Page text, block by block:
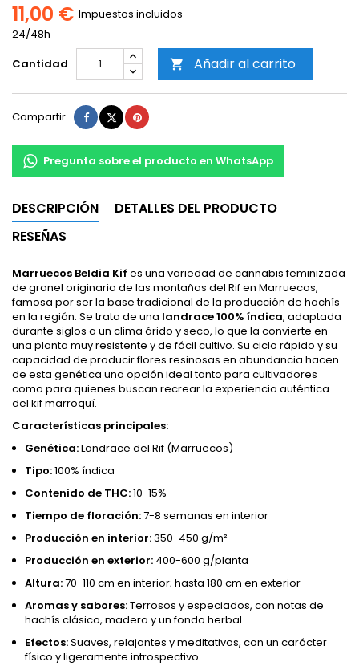
11,00 € Impuestos incluidos
24/48h
Cantidad
 Añadir al carrito
Compartir Compartir
TuitearPinterest
Pregunta sobre el producto en WhatsApp
DESCRIPCIÓN
DETALLES DEL PRODUCTO
RESEÑAS
Marruecos Beldia Kif es una variedad de cannabis feminizada
de granel originaria de las montañas del Rif en Marruecos,
famosa por ser la base tradicional de la producción de hachís
en la región. Se trata de una landrace 100% índica, adaptada
durante siglos a un clima árido y seco, lo que la convierte en
una planta muy resistente y de fácil cultivo. Su ciclo rápido y su
capacidad de producir flores resinosas en abundancia hacen
de esta genética una opción ideal tanto para cultivadores
como para quienes buscan recrear la experiencia auténtica
del kif marroquí.
Características principales:
Genética:Landrace del Rif (Marruecos)
Tipo:100% índica
Contenido de THC:10-15%
Tiempo de floración:7-8 semanas en interior
Producción en interior:350-450 g/m²
Producción en exterior: 400-600 g/planta
Altura:70-110 cm en interior; hasta 180 cm en exterior
Aromas y sabores:Terrosos y especiados, con notas de
hachís clásico, madera y un fondo herbal
Efectos:Suaves, relajantes y meditativos, con un carácter
físico y ligeramente introspectivo